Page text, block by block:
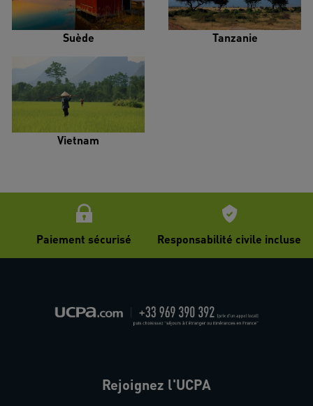
Suède Tanzanie
Vietnam
Paiement sécurisé Responsabilité civile incluse
Rejoignez l'UCPA